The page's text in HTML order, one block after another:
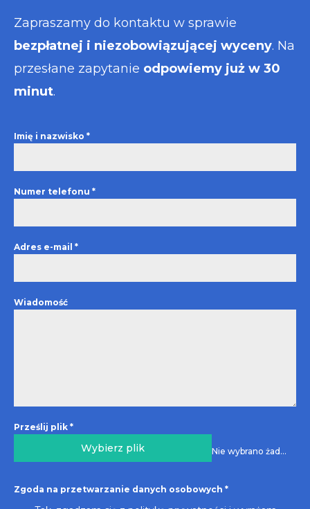
Zapraszamy do kontaktu w sprawie
bezpłatnej i niezobowiązującej wyceny. Na
przesłane zapytanie odpowiemy już w 30
minut.
Imię i nazwisko *
Numer telefonu *
Adres e-mail *
Wiadomość
Prześlij plik *
Wybierz plik Nie wybrano żadnego pliku
Zgoda na przetwarzanie danych osobowych *